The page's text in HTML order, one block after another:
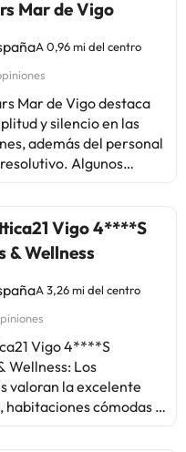
la necesidad
ruidos molestos y
acondicionado.
amabilidad del
atención al detalle y el
aeropuerto. En
buena opción para
Vigo, especialmente
cortas.
Mar de Vigo
A 0,96 mi del centro
Mar de Vigo destaca
y silencio en las
además del personal
Algunos
atractiva. En
mayoría valora
la estancia,
la comodidad y el
para quienes buscan
y un buen trato.
una escapada
Vigo 4****S
& Wellness
A 3,26 mi del centro
Vigo 4****S
Wellness: Los
valoran la excelente
habitaciones cómodas y